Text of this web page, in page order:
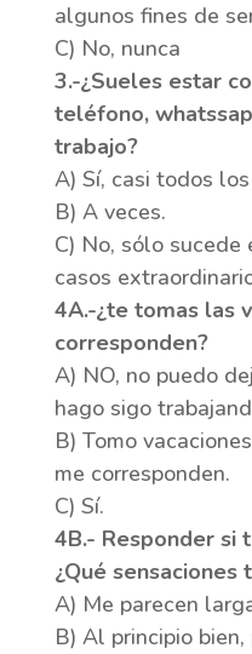
algunos fines de
C) No, nunca
3.-¿Sueles estar
teléfono,
trabajo?
A) Sí, casi todos
B) A veces.
C) No, sólo sucede
casos
4A.-¿te tomas las
corresponden?
A) NO, no puedo
hago sigo
B) Tomo
me corresponden.
C) Sí.
4B.- Responder si
¿Qué sensaciones
A) Me parecen
B) Al principio